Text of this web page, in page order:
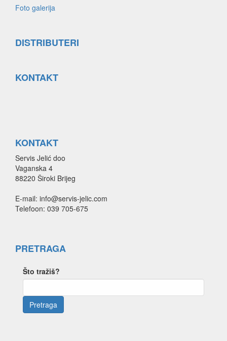
Foto galerija
DISTRIBUTERI
KONTAKT
KONTAKT
Servis Jelić doo
Vaganska 4
88220 Široki Brijeg
E-mail: info@servis-jelic.com
Telefoon: 039 705-675
PRETRAGA
Što tražiš?